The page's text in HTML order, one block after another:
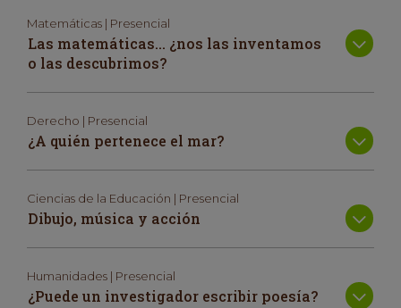
Matemáticas | Presencial
Las matemáticas… ¿nos las inventamos
o las descubrimos?
Derecho | Presencial
¿A quién pertenece el mar?
Ciencias de la Educación | Presencial
Dibujo, música y acción
Humanidades | Presencial
¿Puede un investigador escribir poesía?